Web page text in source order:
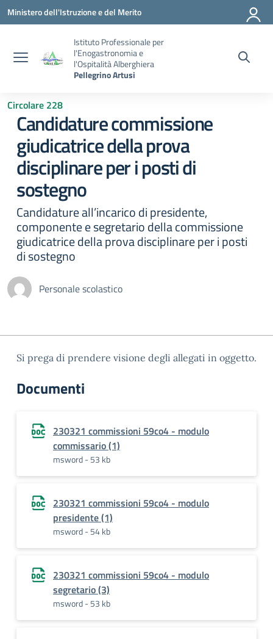
Vai ai contenuti
Vai al menu di navigazione
Vai al footer
Ministero dell'Istruzione e del Merito
Istituto Professionale per
l'Enogastronomia e
l'Ospitalità Alberghiera
Pellegrino Artusi
Circolare 228
Candidature commissione
giudicatrice della prova
disciplinare per i posti di
sostegno
Candidature all’incarico di presidente,
componente e segretario della commissione
giudicatrice della prova disciplinare per i posti
di sostegno
Personale scolastico
Si prega di prendere visione degli allegati in oggetto.
Documenti
230321 commissioni 59co4 - modulo
commissario (1)
msword - 53 kb
230321 commissioni 59co4 - modulo
presidente (1)
msword - 54 kb
230321 commissioni 59co4 - modulo
segretario (3)
msword - 53 kb